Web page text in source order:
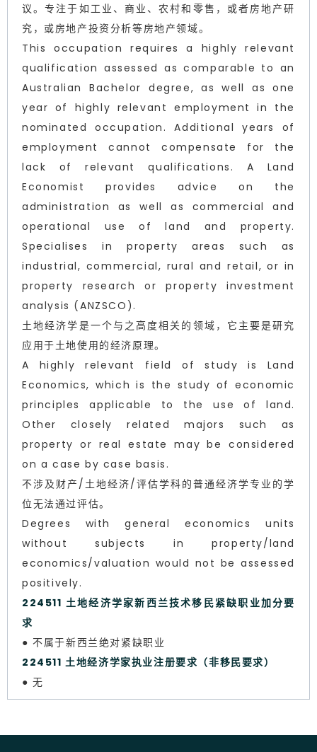
议。专注于如工业、商业、农村和零售，或者房地产研
究，或房地产投资分析等房地产领域。
This occupation requires a highly relevant
qualification assessed as comparable to an
Australian Bachelor degree, as well as one
year of highly relevant employment in the
nominated occupation. Additional years of
employment cannot compensate for the
lack of relevant qualifications. A Land
Economist provides advice on the
administration as well as commercial and
operational use of land and property.
Specialises in property areas such as
industrial, commercial, rural and retail, or in
property research or property investment
analysis (ANZSCO).
土地经济学是一个与之高度相关的领域，它主要是研究
应用于土地使用的经济原理。
A highly relevant field of study is Land
Economics, which is the study of economic
principles applicable to the use of land.
Other closely related majors such as
property or real estate may be considered
on a case by case basis.
不涉及财产/土地经济/评估学科的普通经济学专业的学
位无法通过评估。
Degrees with general economics units
without subjects in property/land
economics/valuation would not be assessed
positively.
224511 土地经济学家新西兰技术移民紧缺职业加分要
求
● 不属于新西兰绝对紧缺职业
224511 土地经济学家执业注册要求（非移民要求）
● 无